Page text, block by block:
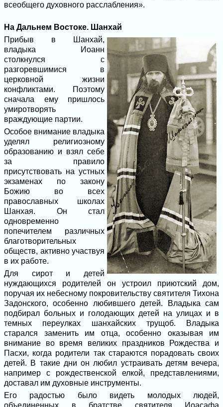
всеобщего духовного расслабления».
На Дальнем Востоке. Шанхай
Прибыв в Шанхай,
владыка Иоанн
столкнулся с
разгоревшимися в
церковной жизни
конфликтами. Поэтому
сначала ему пришлось
умиротворять
враждующие партии.
Особое внимание владыка
уделял религиозному
образованию и взял себе
за правило
присутствовать на устных
экзаменах по закону
Божию во всех
православных школах
Шанхая. Он стал
одновременно
попечителем различных
благотворительных
обществ, активно участвуя
в их работе.
Для сирот и детей
нуждающихся родителей он устроил приютский дом,
поручая их небесному покровительству святителя Тихона
Задонского, особенно любившего детей. Владыка сам
подбирал больных и голодающих детей на улицах и в
темных переулках шанхайских трущоб. Владыка
старался заменить им отца, особенно оказывая им
внимание во время великих праздников Рождества и
Пасхи, когда родители так стараются порадовать своих
детей. В такие дни он любил устраивать детям вечера,
например с рождественской елкой, представлениями,
доставал им духовные инструменты.
Его радостью было видеть молодых людей,
объединенных в братстве святителя Иоасафа